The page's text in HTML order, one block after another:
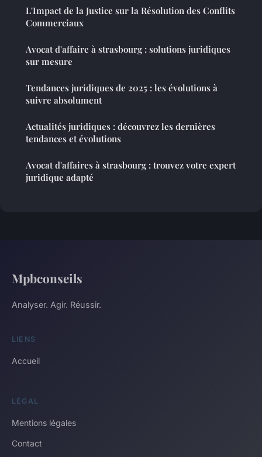
L'Impact de la Justice sur la Résolution des Conflits
Commerciaux
Avocat d'affaire à strasbourg : solutions juridiques
sur mesure
Tendances juridiques de 2025 : les évolutions à
suivre absolument
Actualités juridiques : découvrez les dernières
tendances et évolutions
Avocat d'affaires à strasbourg : trouvez votre expert
juridique adapté
Mpbconseils
Analyser. Agir. Réussir.
LIENS
Accueil
LÉGAL
Mentions légales
Contact